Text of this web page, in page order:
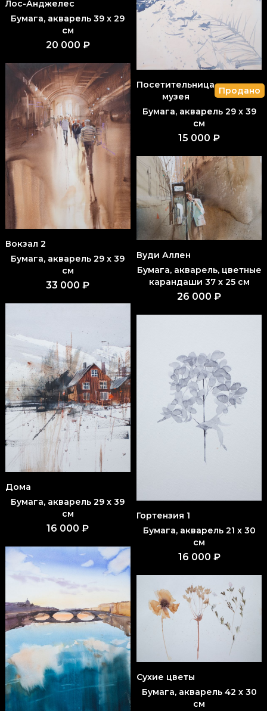
Лос-Анджелес
Бумага, акварель 39 x 29
см
20 000 ₽
Вокзал 2
Бумага, акварель 29 x 39
см
33 000 ₽
Дома
Бумага, акварель 29 x 39
см
16 000 ₽
Посетительница
музея
Продано
Бумага, акварель 29 x 39
см
15 000 ₽
Вуди Аллен
Бумага, акварель, цветные
карандаши 37 x 25 см
26 000 ₽
Гортензия 1
Бумага, акварель 21 x 30
см
16 000 ₽
Сухие цветы
Бумага, акварель 42 x 30
см